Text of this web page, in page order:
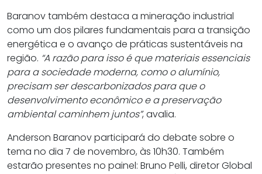
Baranov também destaca a mineração industrial
como um dos pilares fundamentais para a transição
energética e o avanço de práticas sustentáveis na
região. “A razão para isso é que materiais essenciais
para a sociedade moderna, como o alumínio,
precisam ser descarbonizados para que o
desenvolvimento econômico e a preservação
ambiental caminhem juntos”, avalia.
Anderson Baranov participará do debate sobre o
tema no dia 7 de novembro, às 10h30. Também
estarão presentes no painel: Bruno Pelli, diretor Global